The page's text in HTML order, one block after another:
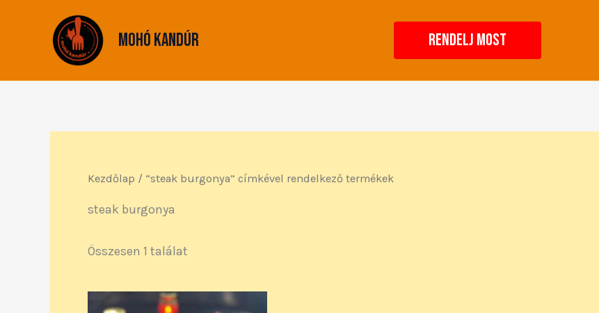
Mohó Kandúr RENDELJ MOST
Kezdőlap / “steak burgonya” címkével rendelkező termékek
steak burgonya
Összesen 1 találat